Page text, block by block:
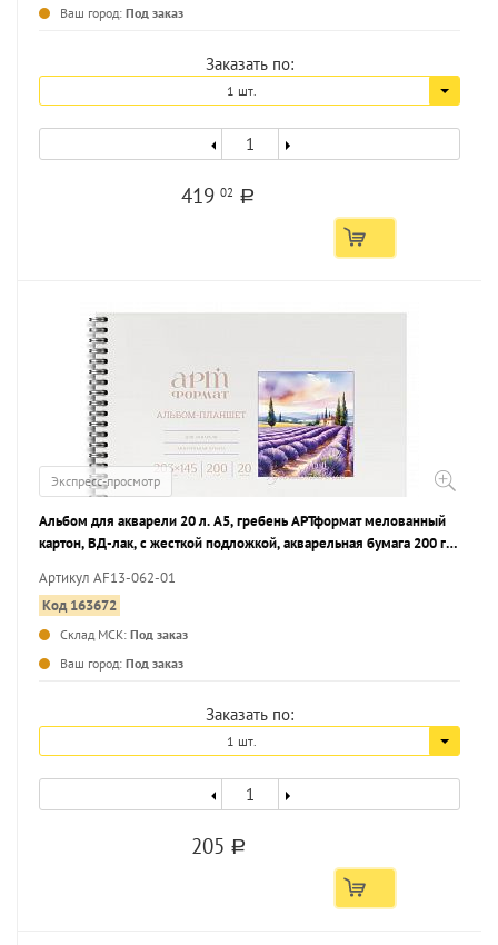
Ваш город: Под заказ
Заказать по:
1 шт.
41902 a
Экспресс-просмотр
Альбом для акварели 20 л. А5, гребень АРТформат мелованный
картон, ВД-лак, с жесткой подложкой, акварельная бумага 200 г/
Артикул AF13-062-01
Код 163672
Склад МСК: Под заказ
Ваш город: Под заказ
Заказать по:
1 шт.
205 a